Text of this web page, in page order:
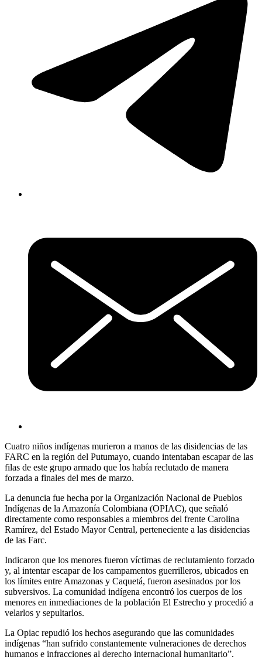
Cuatro niños indígenas murieron a manos de las disidencias de las
FARC en la región del Putumayo, cuando intentaban escapar de las
filas de este grupo armado que los había reclutado de manera
forzada a finales del mes de marzo.
La denuncia fue hecha por la Organización Nacional de Pueblos
Indígenas de la Amazonía Colombiana (OPIAC), que señaló
directamente como responsables a miembros del frente Carolina
Ramírez, del Estado Mayor Central, perteneciente a las disidencias
de las Farc.
Indicaron que los menores fueron víctimas de reclutamiento forzado
y, al intentar escapar de los campamentos guerrilleros, ubicados en
los límites entre Amazonas y Caquetá, fueron asesinados por los
subversivos. La comunidad indígena encontró los cuerpos de los
menores en inmediaciones de la población El Estrecho y procedió a
velarlos y sepultarlos.
La Opiac repudió los hechos asegurando que las comunidades
indígenas “han sufrido constantemente vulneraciones de derechos
humanos e infracciones al derecho internacional humanitario”.